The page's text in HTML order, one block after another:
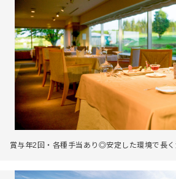
賞与年2回・各種手当あり◎安定した環境で長く